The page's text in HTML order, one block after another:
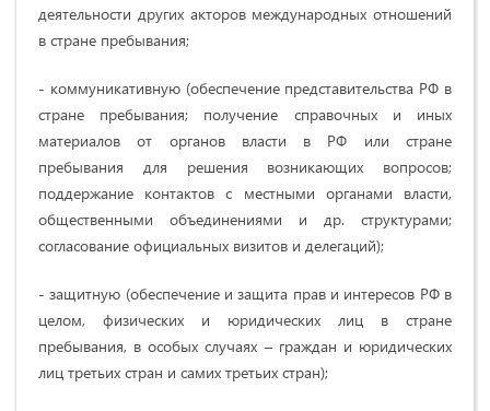
деятельности других акторов международных отношений
в стране пребывания;
- коммуникативную (обеспечение представительства РФ в
стране пребывания; получение справочных и иных
материалов от органов власти в РФ или стране
пребывания для решения возникающих вопросов;
поддержание контактов с местными органами власти,
общественными объединениями и др. структурами;
согласование официальных визитов и делегаций);
- защитную (обеспечение и защита прав и интересов РФ в
целом, физических и юридических лиц в стране
пребывания, в особых случаях – граждан и юридических
лиц третьих стран и самих третьих стран);